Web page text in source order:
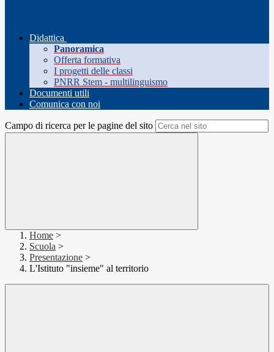
Didattica
Panoramica
Offerta formativa
I progetti delle classi
PNRR Stem - multilinguismo
Documenti utili
Comunica con noi
Campo di ricerca per le pagine del sito
Home >
Scuola >
Presentazione >
L'Istituto "insieme" al territorio